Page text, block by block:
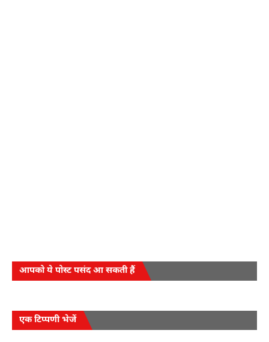
आपको ये पोस्ट पसंद आ सकती हैं
एक टिप्पणी भेजें